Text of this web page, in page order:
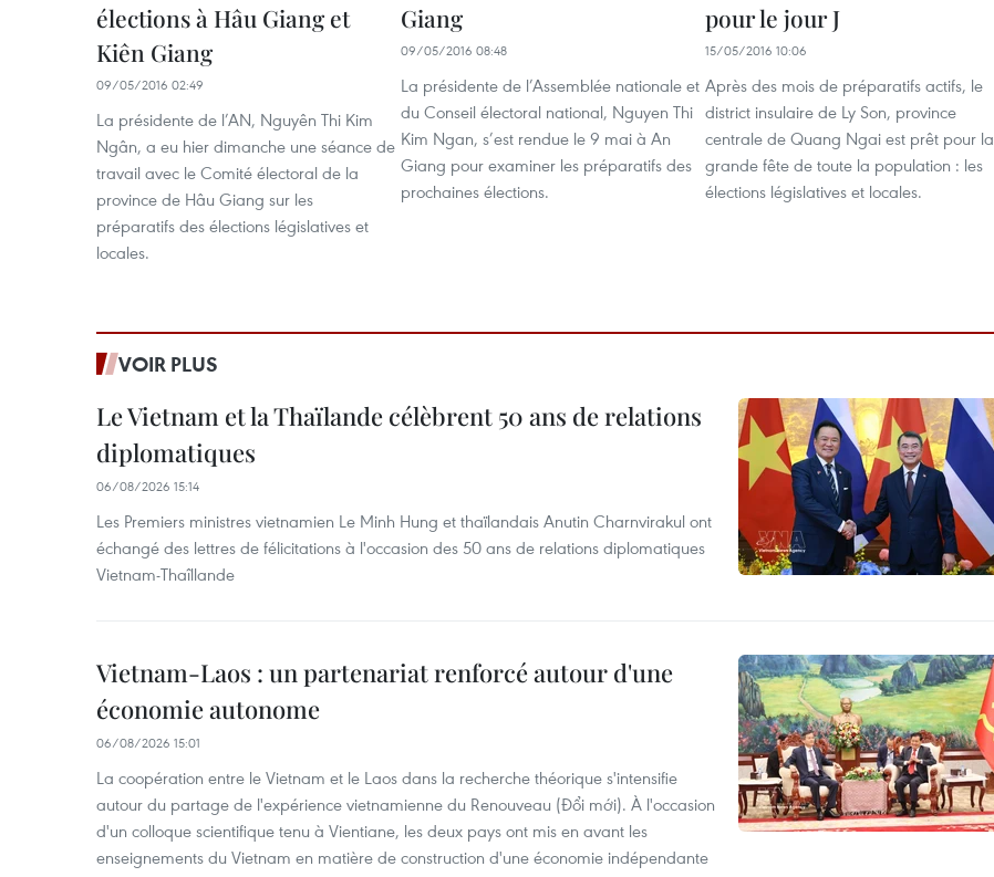
élections à Hâu Giang et
Kiên Giang
09/05/2016 02:49
La présidente de l’AN, Nguyên Thi Kim
Ngân, a eu hier dimanche une séance de
travail avec le Comité électoral de la
province de Hâu Giang sur les
préparatifs des élections législatives et
locales.
Giang
09/05/2016 08:48
La présidente de l’Assemblée nationale et
du Conseil électoral national, Nguyen Thi
Kim Ngan, s’est rendue le 9 mai à An
Giang pour examiner les préparatifs des
prochaines élections.
pour le jour J
15/05/2016 10:06
Après des mois de préparatifs actifs, le
district insulaire de Ly Son, province
centrale de Quang Ngai est prêt pour la
grande fête de toute la population : les
élections législatives et locales.
VOIR PLUS
Le Vietnam et la Thaïlande célèbrent 50 ans de relations
diplomatiques
06/08/2026 15:14
Les Premiers ministres vietnamien Le Minh Hung et thaïlandais Anutin Charnvirakul ont
échangé des lettres de félicitations à l'occasion des 50 ans de relations diplomatiques
Vietnam-Thaîllande
Vietnam-Laos : un partenariat renforcé autour d'une
économie autonome
06/08/2026 15:01
La coopération entre le Vietnam et le Laos dans la recherche théorique s'intensifie
autour du partage de l'expérience vietnamienne du Renouveau (Đổi mới). À l'occasion
d'un colloque scientifique tenu à Vientiane, les deux pays ont mis en avant les
enseignements du Vietnam en matière de construction d'une économie indépendante